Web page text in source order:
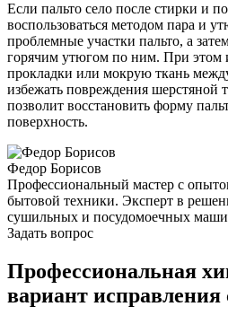
Если пальто село после стирки и
воспользоваться методом пара и
проблемные участки пальто, а
горячим утюгом по ним. При этом
прокладки или мокрую ткань
избежать повреждения шерстяной
позволит восстановить форму
поверхность.
Федор Борисов
Профессиональный мастер с
бытовой техники. Эксперт в
сушильных и посудомоечных
Задать вопрос
Профессиональная
вариант исправления